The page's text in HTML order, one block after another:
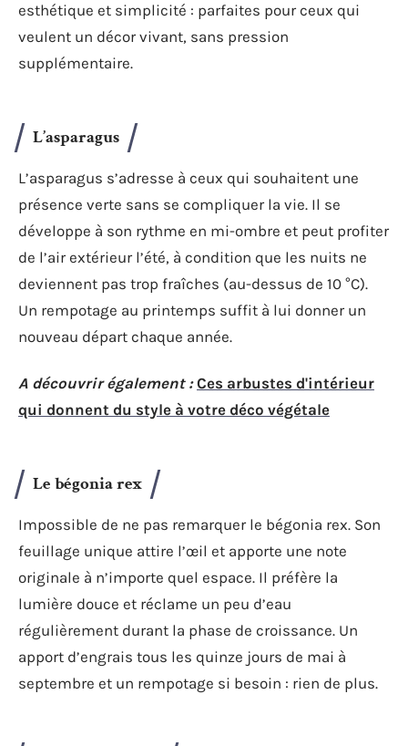
esthétique et simplicité : parfaites pour ceux qui
veulent un décor vivant, sans pression
supplémentaire.
L’asparagus
L’asparagus s’adresse à ceux qui souhaitent une
présence verte sans se compliquer la vie. Il se
développe à son rythme en mi-ombre et peut profiter
de l’air extérieur l’été, à condition que les nuits ne
deviennent pas trop fraîches (au-dessus de 10 °C).
Un rempotage au printemps suffit à lui donner un
nouveau départ chaque année.
A découvrir également : Ces arbustes d'intérieur
qui donnent du style à votre déco végétale
Le bégonia rex
Impossible de ne pas remarquer le bégonia rex. Son
feuillage unique attire l’œil et apporte une note
originale à n’importe quel espace. Il préfère la
lumière douce et réclame un peu d’eau
régulièrement durant la phase de croissance. Un
apport d’engrais tous les quinze jours de mai à
septembre et un rempotage si besoin : rien de plus.